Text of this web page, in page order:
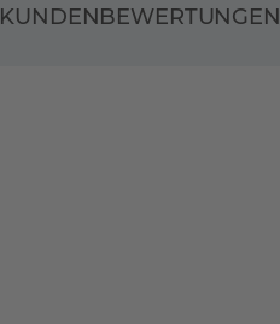
KUNDENBEWERTUNGEN